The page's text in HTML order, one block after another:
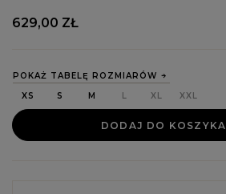
POKAŻ TABELĘ ROZMIARÓW
XS
S M L XL XXL
DODAJ DO KOSZYKA
629,00 ZŁ